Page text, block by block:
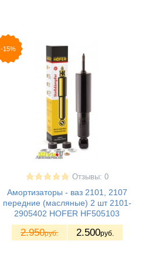
-15%
Отзывы: 0
Амортизаторы - ваз 2101, 2107
передние (масляные) 2 шт 2101-
2905402 HOFER HF505103
2.950руб. 2.500руб.